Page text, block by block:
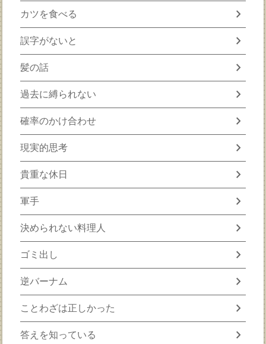
カツを食べる chevron_right
誤字がないと chevron_right
髪の話 chevron_right
過去に縛られない chevron_right
確率のかけ合わせ chevron_right
現実的思考 chevron_right
貴重な休日 chevron_right
軍手 chevron_right
決められない料理人 chevron_right
ゴミ出し chevron_right
逆バーナム chevron_right
ことわざは正しかった chevron_right
答えを知っている chevron_right